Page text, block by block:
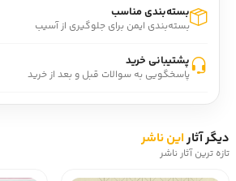
بسته‌بندی مناسب
بسته‌بندی ایمن برای جلوگیری از آسیب
پشتیبانی خرید
پاسخگویی به سوالات قبل و بعد از خرید
دیگر آثاراین ناشر
تازه ترین آثار ناشر